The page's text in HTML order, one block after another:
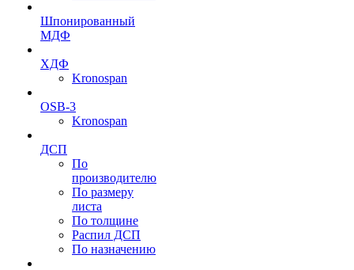
Шпонированный
МДФ
ХДФ
Kronospan
OSB-3
Kronospan
ДСП
По
производителю
По размеру
листа
По толщине
Распил ДСП
По назначению